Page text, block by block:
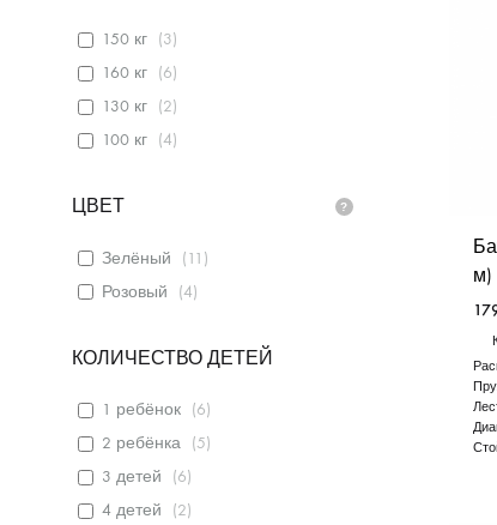
м)
150 кг (3)
160 кг
(6)
130 кг
(2)
100 кг
(4)
ЦВЕТ
Зелёный (11 )
Розовый
(4)
КОЛИЧЕСТВО ДЕТЕЙ
1 ребёнок (6)
2 ребёнка
(5)
3 детей
(6)
4 детей
(2)